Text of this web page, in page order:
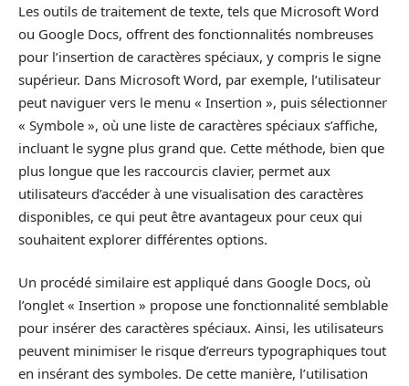
Les outils de traitement de texte, tels que Microsoft Word
ou Google Docs, offrent des fonctionnalités nombreuses
pour l’insertion de caractères spéciaux, y compris le signe
supérieur. Dans Microsoft Word, par exemple, l’utilisateur
peut naviguer vers le menu « Insertion », puis sélectionner
« Symbole », où une liste de caractères spéciaux s’affiche,
incluant le sygne plus grand que. Cette méthode, bien que
plus longue que les raccourcis clavier, permet aux
utilisateurs d’accéder à une visualisation des caractères
disponibles, ce qui peut être avantageux pour ceux qui
souhaitent explorer différentes options.
Un procédé similaire est appliqué dans Google Docs, où
l’onglet « Insertion » propose une fonctionnalité semblable
pour insérer des caractères spéciaux. Ainsi, les utilisateurs
peuvent minimiser le risque d’erreurs typographiques tout
en insérant des symboles. De cette manière, l’utilisation